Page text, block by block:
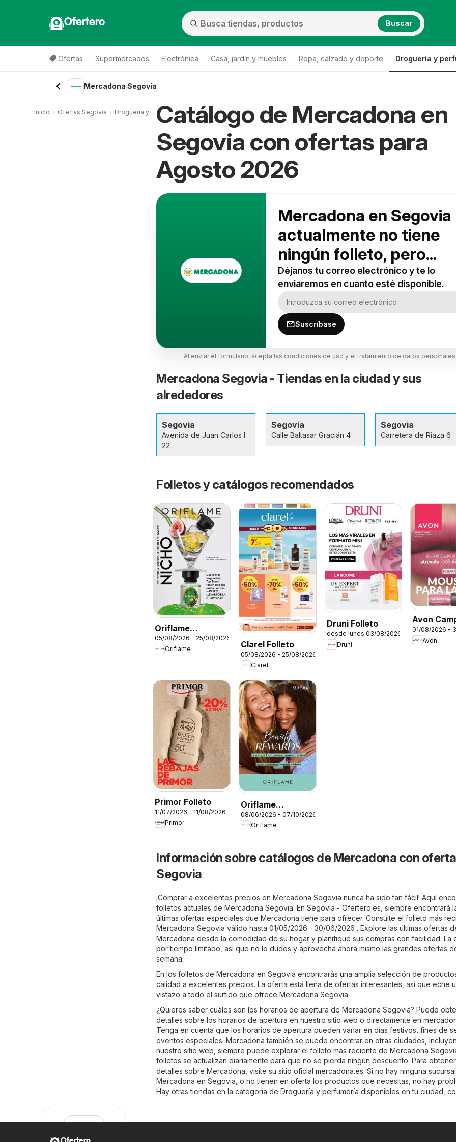
Ofertero Buscar
Ofertas Supermercados Electrónica Casa, jardín y muebles Ropa, calzado y deporte Droguería y
Mercadona Segovia
Catálogo de Mercadona en
Segovia con ofertas para
Agosto 2026
Mercadona en Segovia
actualmente no tiene
ningún folleto, pero...
Déjanos tu correo electrónico y te lo
enviaremos en cuanto esté disponible.
Suscríbase
Al enviar el formulario, acepta las condiciones de uso y el tratamiento de datos personales
Mercadona Segovia - Tiendas en la ciudad y sus
alrededores
Segovia
Avenida de Juan Carlos I
22
Segovia
Calle Baltasar Gracián 4
Segovia
Carretera de Riaza 6
Folletos y catálogos recomendados
Oriflame
Catálogo
Campaña 11
05/08/2026 - 25/08/2026
Oriflame
Clarel Folleto
05/08/2026 - 25/08/2026
Clarel
Druni Folleto
desde lunes 03/08/2026
Druni
Avon
01/08/2026 -
Avon
Primor Folleto
11/07/2026 - 11/08/2026
Primor
Oriflame
Catálogo Beauty
Rewards
08/06/2026 - 07/10/2026
Oriflame
Información sobre catálogos de Mercadona con
Segovia
¡Comprar a excelentes precios en Mercadona Segovia nunca ha sido tan fácil! Aquí
folletos actuales de Mercadona Segovia. En Segovia - Ofertero.es , siempre encontrará
últimas ofertas especiales que Mercadona tiene para ofrecer. Consulte el folleto más
Mercadona Segovia válido hasta 01/05/2026 - 30/06/2026 . Explore las últimas ofertas
Mercadona desde la comodidad de su hogar y planifique sus compras con facilidad. La
por tiempo limitado, así que no lo dudes y aprovecha ahora mismo las grandes ofertas
semana.
En los folletos de Mercadona en Segovia encontrarás una amplia selección de
calidad a excelentes precios. La oferta está llena de ofertas interesantes, así que eche
vistazo a todo el surtido que ofrece Mercadona Segovia.
¿Quieres saber cuáles son los horarios de apertura de Mercadona Segovia? Puede
detalles sobre los horarios de apertura en nuestro sitio web o directamente en
Tenga en cuenta que los horarios de apertura pueden variar en días festivos, fines de
eventos especiales. Mercadona también se puede encontrar en otras ciudades,
nuestro sitio web, siempre puede explorar el folleto más reciente de Mercadona
folletos se actualizan diariamente para que no se pierda ningún descuento. Para
detalles sobre Mercadona, visite su sitio oficial mercadona.es. Si no hay ninguna
Mercadona en Segovia, o no tienen en oferta los productos que necesitas, no hay
Hay otras tiendas en la categoría de Droguería y perfumería disponibles en tu ciudad,
Inicio Ofertas Segovia Droguería y perfumería Segovia Mercadona Segovia